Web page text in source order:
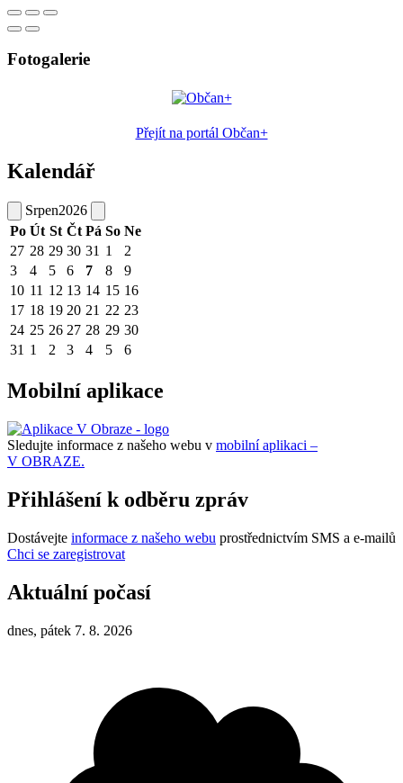
Fotogalerie
Přejít na portál Občan+
Kalendář
Srpen2026
Po Út St Čt Pá So Ne
27 28 29 30 31 1
2
3
4 5 6 7 8
9
10 11 12 13 14 15 16
17 18 19 20 21 22 23
24 25 26 27 28 29 30
31 1 2 3 4 5 6
Mobilní aplikace
Sledujte informace z našeho webu v mobilní aplikaci –
V OBRAZE.
Přihlášení k odběru zpráv
Dostávejte informace z našeho webu prostřednictvím SMS a e-mailů
Chci se zaregistrovat
Aktuální počasí
dnes, pátek 7. 8. 2026